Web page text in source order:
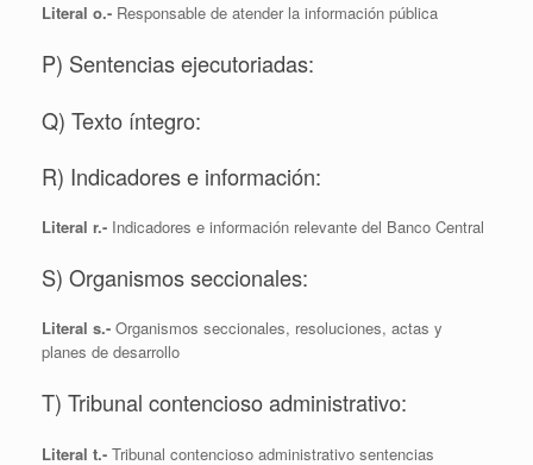
Literal o.- Responsable de atender la información pública
P) Sentencias ejecutoriadas:
Q) Texto íntegro:
R) Indicadores e información:
Literal r.- Indicadores e información relevante del Banco Central
S) Organismos seccionales:
Literal s.- Organismos seccionales, resoluciones, actas y
planes de desarrollo
T) Tribunal contencioso administrativo:
Literal t.- Tribunal contencioso administrativo sentencias